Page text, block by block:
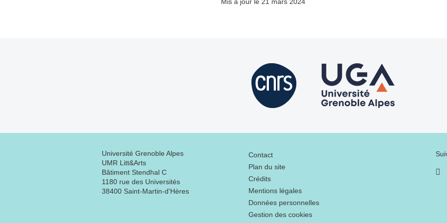
Université Grenoble Alpes
UMR Litt&Arts
Bâtiment Stendhal C
1180 rue des Universités
38400 Saint-Martin-d'Hères
Menu footer
Contact
Plan du site
Crédits
Mentions légales
Données personnelles
Gestion des cookies